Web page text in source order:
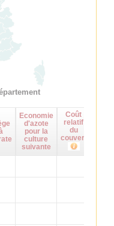
Economie
d'azote
pour la
culture
suivante
Coût
relatif
du
couvert